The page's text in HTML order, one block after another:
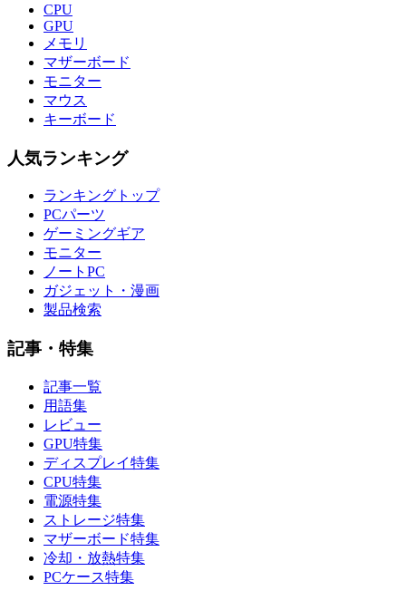
CPU
GPU
メモリ
マザーボード
モニター
マウス
キーボード
人気ランキング
ランキングトップ
PCパーツ
ゲーミングギア
モニター
ノートPC
ガジェット・漫画
製品検索
記事・特集
記事一覧
用語集
レビュー
GPU特集
ディスプレイ特集
CPU特集
電源特集
ストレージ特集
マザーボード特集
冷却・放熱特集
PCケース特集